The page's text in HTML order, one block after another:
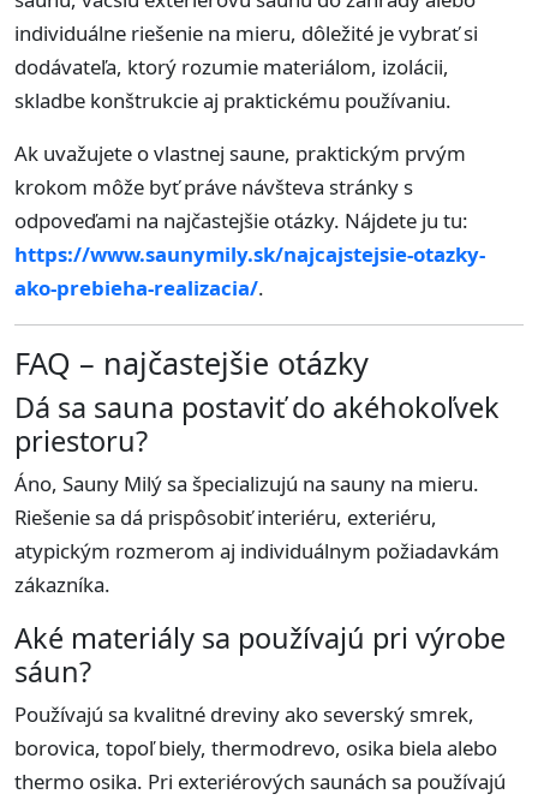
individuálne riešenie na mieru, dôležité je vybrať si
dodávateľa, ktorý rozumie materiálom, izolácii,
skladbe konštrukcie aj praktickému používaniu.
Ak uvažujete o vlastnej saune, praktickým prvým
krokom môže byť práve návšteva stránky s
odpoveďami na najčastejšie otázky. Nájdete ju tu:
https://www.saunymily.sk/najcajstejsie-otazky-
ako-prebieha-realizacia/.
FAQ – najčastejšie otázky
Dá sa sauna postaviť do akéhokoľvek
priestoru?
Áno, Sauny Milý sa špecializujú na sauny na mieru.
Riešenie sa dá prispôsobiť interiéru, exteriéru,
atypickým rozmerom aj individuálnym požiadavkám
zákazníka.
Aké materiály sa používajú pri výrobe
sáun?
Používajú sa kvalitné dreviny ako severský smrek,
borovica, topoľ biely, thermodrevo, osika biela alebo
thermo osika. Pri exteriérových saunách sa používajú